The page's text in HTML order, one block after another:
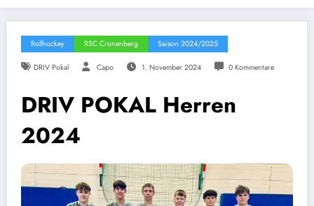
Rollhockey RSC Cronenberg Saison 2024/2025
DRIV Pokal Capo 1. November 2024 0 Kommentare
DRIV POKAL Herren
2024